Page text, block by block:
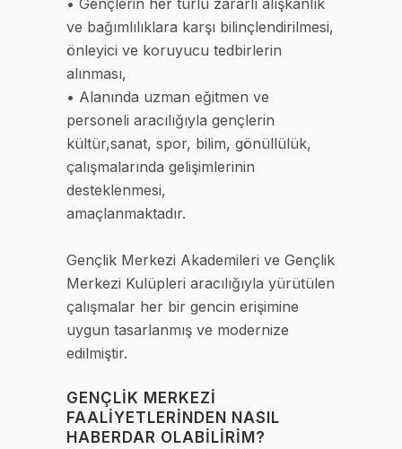
• Gençlerin her türlü zararlı alışkanlık
ve bağımlılıklara karşı bilinçlendirilmesi,
önleyici ve koruyucu tedbirlerin
alınması,
• Alanında uzman eğitmen ve
personeli aracılığıyla gençlerin
kültür,sanat, spor, bilim, gönüllülük,
çalışmalarında gelişimlerinin
desteklenmesi,
amaçlanmaktadır.
Gençlik Merkezi Akademileri ve Gençlik
Merkezi Kulüpleri aracılığıyla yürütülen
çalışmalar her bir gencin erişimine
uygun tasarlanmış ve modernize
edilmiştir.
GENÇLIK MERKEZI
FAALIYETLERINDEN NASIL
HABERDAR OLABILIRIM?